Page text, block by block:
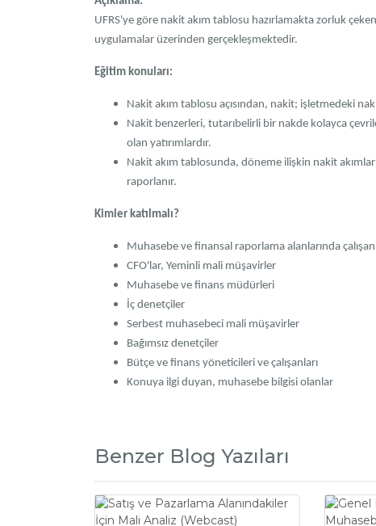
UFRS'ye göre nakit akım tablosu hazırlamakta zorluk
uygulamalar üzerinden gerçekleşmektedir.
Eğitim konuları:
Nakit akım tablosu açısından, nakit; işletmedeki
Nakit benzerleri, tutarıbelirli bir nakde kolayca
olan yatırımlardır.
Nakit akım tablosunda, döneme ilişkin nakit
raporlanır.
Kimler katılmalı?
Muhasebe ve finansal raporlama alanlarında
CFO'lar, Yeminli mali müşavirler
Muhasebe ve finans müdürleri
İç denetçiler
Serbest muhasebeci mali müşavirler
Bağımsız denetçiler
Bütçe ve finans yöneticileri ve çalışanları
Konuya ilgi duyan, muhasebe bilgisi olanlar
Benzer Blog Yazıları